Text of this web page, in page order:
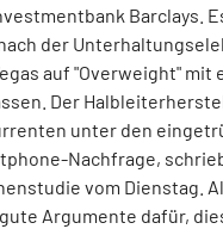
Barclays.
der
auf "Overweight" mit
Der
unter den
Nachfrage,
vom Dienstag.
Argumente dafür,